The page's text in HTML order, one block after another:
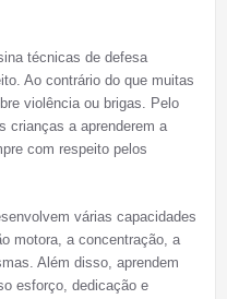
técnicas de defesa
Ao contrário do que muitas
violência ou brigas. Pelo
crianças a aprenderem a
com respeito pelos
várias capacidades
motora, a concentração, a
Além disso, aprendem
esforço, dedicação e